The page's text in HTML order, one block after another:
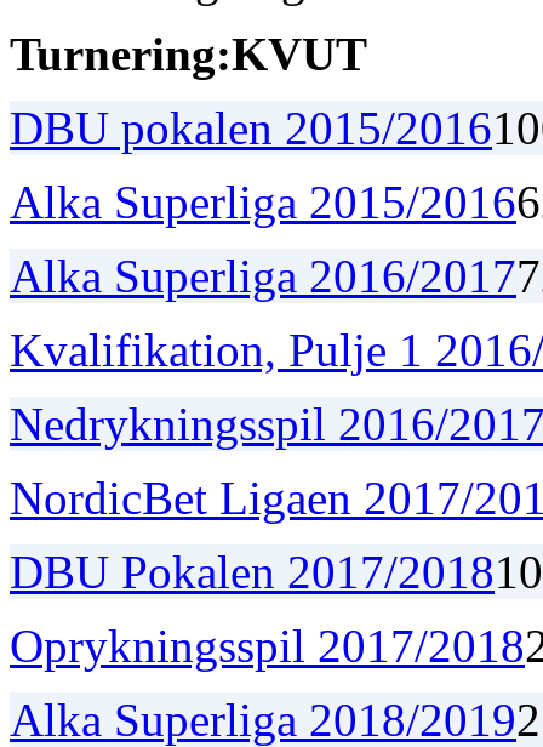
Turnering:KVUT
DBU pokalen 2015/201610
Alka Superliga 2015/20166
Alka Superliga 2016/20177
Kvalifikation, Pulje 1
Nedrykningsspil 2016/
NordicBet Ligaen 2017/
DBU Pokalen 2017/201810
Oprykningsspil 2017/2018
Alka Superliga 2018/2019